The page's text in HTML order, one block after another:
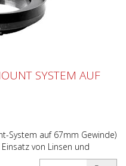
SYSTEM AUF
System auf 67mm Gewinde)
von Linsen und
mit Inon Bajon...